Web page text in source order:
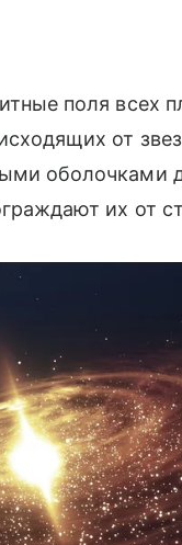
поля всех
от
оболочками
их от